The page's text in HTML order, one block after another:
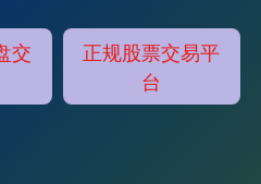
交
正规股票交易平
台